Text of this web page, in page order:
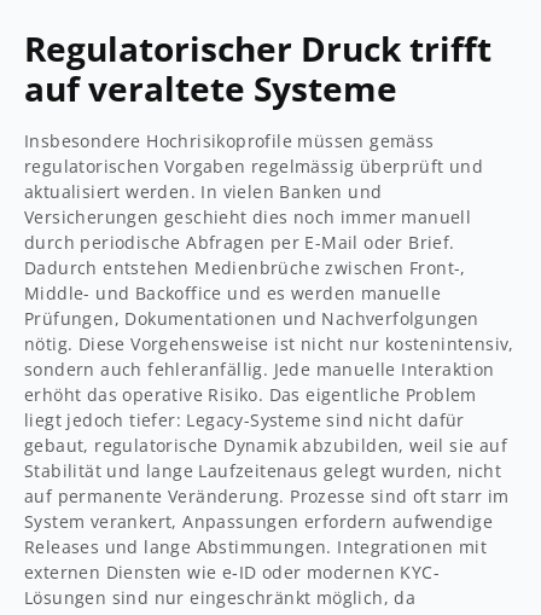
Regulatorischer Druck trifft
auf veraltete Systeme
Insbesondere Hochrisikoprofile müssen gemäss
regulatorischen Vorgaben regelmässig überprüft und
aktualisiert werden. In vielen Banken und
Versicherungen geschieht dies noch immer manuell
durch periodische Abfragen per E-Mail oder Brief.
Dadurch entstehen Medienbrüche zwischen Front-,
Middle- und Backoffice und es werden manuelle
Prüfungen, Dokumentationen und Nachverfolgungen
nötig. Diese Vorgehensweise ist nicht nur kostenintensiv,
sondern auch fehleranfällig. Jede manuelle Interaktion
erhöht das operative Risiko. Das eigentliche Problem
liegt jedoch tiefer: Legacy-Systeme sind nicht dafür
gebaut, regulatorische Dynamik abzubilden, weil sie auf
Stabilität und lange Laufzeitenaus gelegt wurden, nicht
auf permanente Veränderung. Prozesse sind oft starr im
System verankert, Anpassungen erfordern aufwendige
Releases und lange Abstimmungen. Integrationen mit
externen Diensten wie e‑ID oder modernen KYC-
Lösungen sind nur eingeschränkt möglich, da